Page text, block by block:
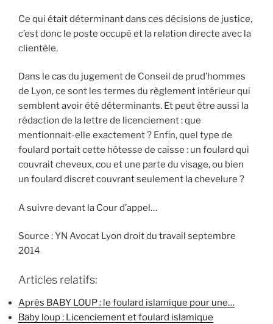
Ce qui était déterminant dans ces décisions de justice,
c’est donc le poste occupé et la relation directe avec la
clientèle.
Dans le cas du jugement de Conseil de prud’hommes
de Lyon, ce sont les termes du règlement intérieur qui
semblent avoir été déterminants. Et peut être aussi la
rédaction de la lettre de licenciement : que
mentionnait-elle exactement ? Enfin, quel type de
foulard portait cette hôtesse de caisse : un foulard qui
couvrait cheveux, cou et une parte du visage, ou bien
un foulard discret couvrant seulement la chevelure ?
A suivre devant la Cour d’appel…
Source : YN Avocat Lyon droit du travail septembre
2014
Articles relatifs:
Après BABY LOUP : le foulard islamique pour une…
Baby loup : Licenciement et foulard islamique